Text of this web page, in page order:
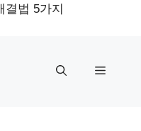
결법 5가지
메